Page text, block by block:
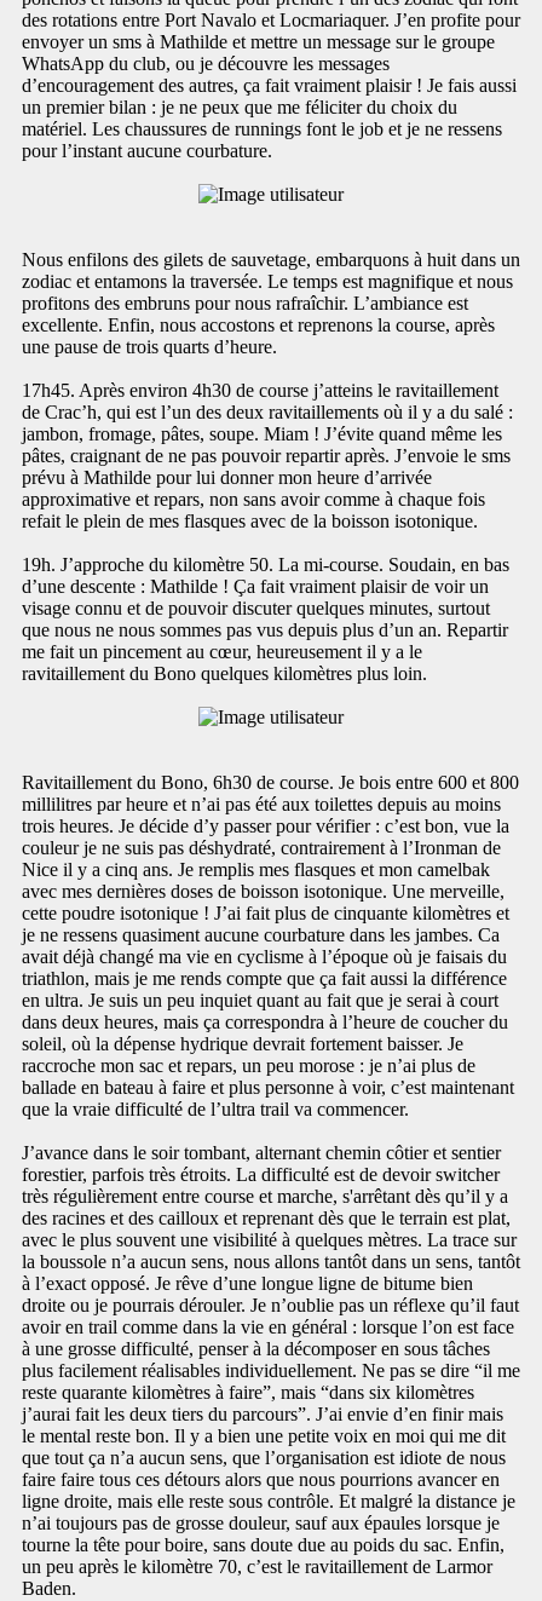
des rotations entre Port Navalo et Locmariaquer. J’en profite pour
envoyer un sms à Mathilde et mettre un message sur le groupe
WhatsApp du club, ou je découvre les messages
d’encouragement des autres, ça fait vraiment plaisir ! Je fais aussi
un premier bilan : je ne peux que me féliciter du choix du
matériel. Les chaussures de runnings font le job et je ne ressens
pour l’instant aucune courbature.
Nous enfilons des gilets de sauvetage, embarquons à huit dans un
zodiac et entamons la traversée. Le temps est magnifique et nous
profitons des embruns pour nous rafraîchir. L’ambiance est
excellente. Enfin, nous accostons et reprenons la course, après
une pause de trois quarts d’heure.
17h45. Après environ 4h30 de course j’atteins le ravitaillement
de Crac’h, qui est l’un des deux ravitaillements où il y a du salé :
jambon, fromage, pâtes, soupe. Miam ! J’évite quand même les
pâtes, craignant de ne pas pouvoir repartir après. J’envoie le sms
prévu à Mathilde pour lui donner mon heure d’arrivée
approximative et repars, non sans avoir comme à chaque fois
refait le plein de mes flasques avec de la boisson isotonique.
19h. J’approche du kilomètre 50. La mi-course. Soudain, en bas
d’une descente : Mathilde ! Ça fait vraiment plaisir de voir un
visage connu et de pouvoir discuter quelques minutes, surtout
que nous ne nous sommes pas vus depuis plus d’un an. Repartir
me fait un pincement au cœur, heureusement il y a le
ravitaillement du Bono quelques kilomètres plus loin.
Ravitaillement du Bono, 6h30 de course. Je bois entre 600 et 800
millilitres par heure et n’ai pas été aux toilettes depuis au moins
trois heures. Je décide d’y passer pour vérifier : c’est bon, vue la
couleur je ne suis pas déshydraté, contrairement à l’Ironman de
Nice il y a cinq ans. Je remplis mes flasques et mon camelbak
avec mes dernières doses de boisson isotonique. Une merveille,
cette poudre isotonique ! J’ai fait plus de cinquante kilomètres et
je ne ressens quasiment aucune courbature dans les jambes. Ca
avait déjà changé ma vie en cyclisme à l’époque où je faisais du
triathlon, mais je me rends compte que ça fait aussi la différence
en ultra. Je suis un peu inquiet quant au fait que je serai à court
dans deux heures, mais ça correspondra à l’heure de coucher du
soleil, où la dépense hydrique devrait fortement baisser. Je
raccroche mon sac et repars, un peu morose : je n’ai plus de
ballade en bateau à faire et plus personne à voir, c’est maintenant
que la vraie difficulté de l’ultra trail va commencer.
J’avance dans le soir tombant, alternant chemin côtier et sentier
forestier, parfois très étroits. La difficulté est de devoir switcher
très régulièrement entre course et marche, s'arrêtant dès qu’il y a
des racines et des cailloux et reprenant dès que le terrain est plat,
avec le plus souvent une visibilité à quelques mètres. La trace sur
la boussole n’a aucun sens, nous allons tantôt dans un sens, tantôt
à l’exact opposé. Je rêve d’une longue ligne de bitume bien
droite ou je pourrais dérouler. Je n’oublie pas un réflexe qu’il faut
avoir en trail comme dans la vie en général : lorsque l’on est face
à une grosse difficulté, penser à la décomposer en sous tâches
plus facilement réalisables individuellement. Ne pas se dire “il me
reste quarante kilomètres à faire”, mais “dans six kilomètres
j’aurai fait les deux tiers du parcours”. J’ai envie d’en finir mais
le mental reste bon. Il y a bien une petite voix en moi qui me dit
que tout ça n’a aucun sens, que l’organisation est idiote de nous
faire faire tous ces détours alors que nous pourrions avancer en
ligne droite, mais elle reste sous contrôle. Et malgré la distance je
n’ai toujours pas de grosse douleur, sauf aux épaules lorsque je
tourne la tête pour boire, sans doute due au poids du sac. Enfin,
un peu après le kilomètre 70, c’est le ravitaillement de Larmor
Baden.